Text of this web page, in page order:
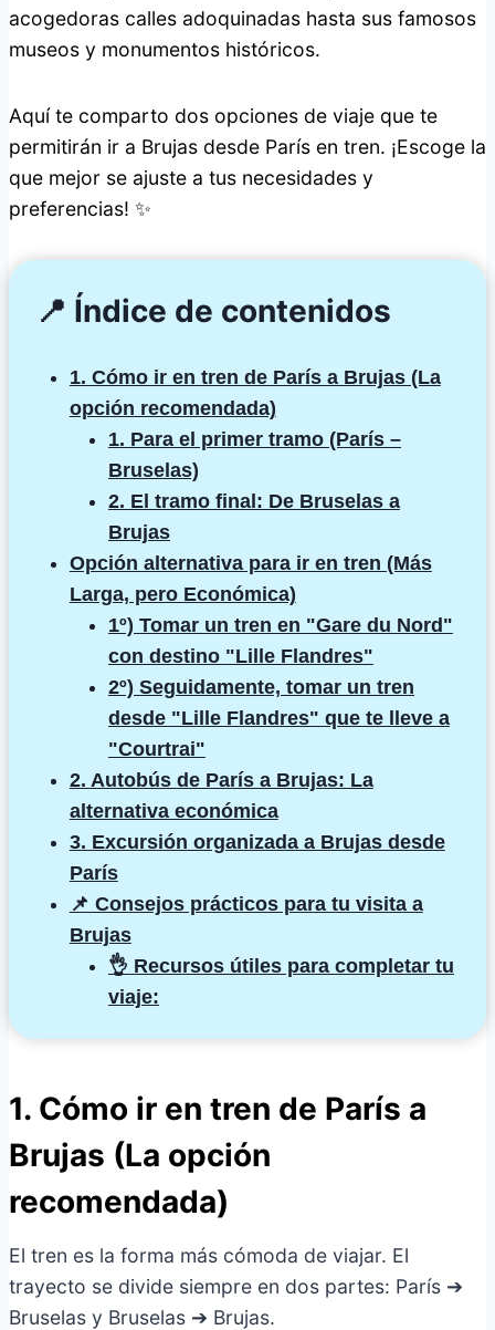
acogedoras calles adoquinadas hasta sus famosos
museos y monumentos históricos.
Aquí te comparto dos opciones de viaje que te
permitirán ir a Brujas desde París en tren. ¡Escoge la
que mejor se ajuste a tus necesidades y
preferencias! ✨
📍 Índice de contenidos
1. Cómo ir en tren de París a Brujas (La
opción recomendada)
1. Para el primer tramo (París –
Bruselas)
2. El tramo final: De Bruselas a
Brujas
Opción alternativa para ir en tren (Más
Larga, pero Económica)
1º) Tomar un tren en "Gare du Nord"
con destino "Lille Flandres"
2º) Seguidamente, tomar un tren
desde "Lille Flandres" que te lleve a
"Courtrai"
2. Autobús de París a Brujas: La
alternativa económica
3. Excursión organizada a Brujas desde
París
📌 Consejos prácticos para tu visita a
Brujas
👌 Recursos útiles para completar tu
viaje:
1. Cómo ir en tren de París a
Brujas (La opción
recomendada)
El tren es la forma más cómoda de viajar. El
trayecto se divide siempre en dos partes: París ➔
Bruselas y Bruselas ➔ Brujas.